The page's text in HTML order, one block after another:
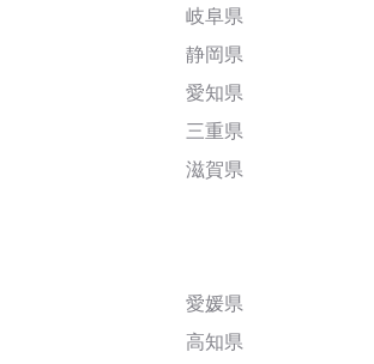
岐阜県
静岡県
愛知県
三重県
滋賀県
愛媛県
高知県